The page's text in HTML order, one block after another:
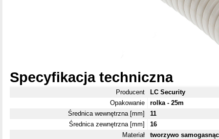
Specyfikacja techniczna
Producent
LC Security
Opakowanie
rolka - 25m
Średnica wewnętrzna [mm]
11
Średnica zewnętrzna [mm]
16
Materiał
tworzywo